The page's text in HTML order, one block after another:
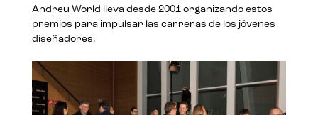
Andreu World lleva desde 2001 organizando estos
premios para impulsar las carreras de los jóvenes
diseñadores.